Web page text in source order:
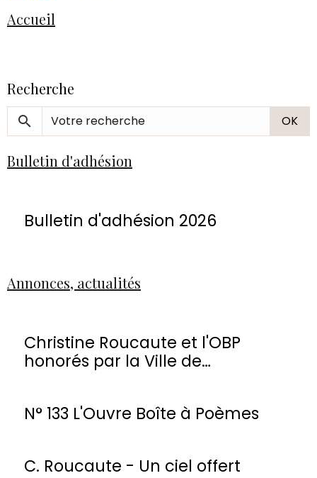
Accueil
Recherche
OK
Bulletin d'adhésion
Bulletin d'adhésion 2026
Annonces, actualités
Christine Roucaute et l'OBP
honorés par la Ville de
N° 133 L'Ouvre Boîte à Poèmes
C. Roucaute - Un ciel offert